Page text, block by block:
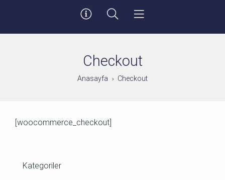
Checkout
Anasayfa Checkout
[woocommerce_checkout]
Kategoriler